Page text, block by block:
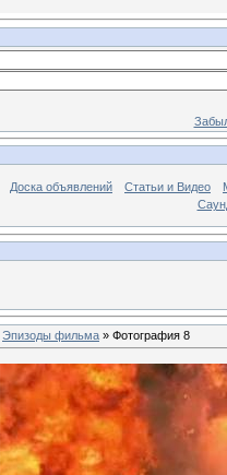
Доска объявлений Статьи и Видео
Эпизоды фильма » Фотография 8